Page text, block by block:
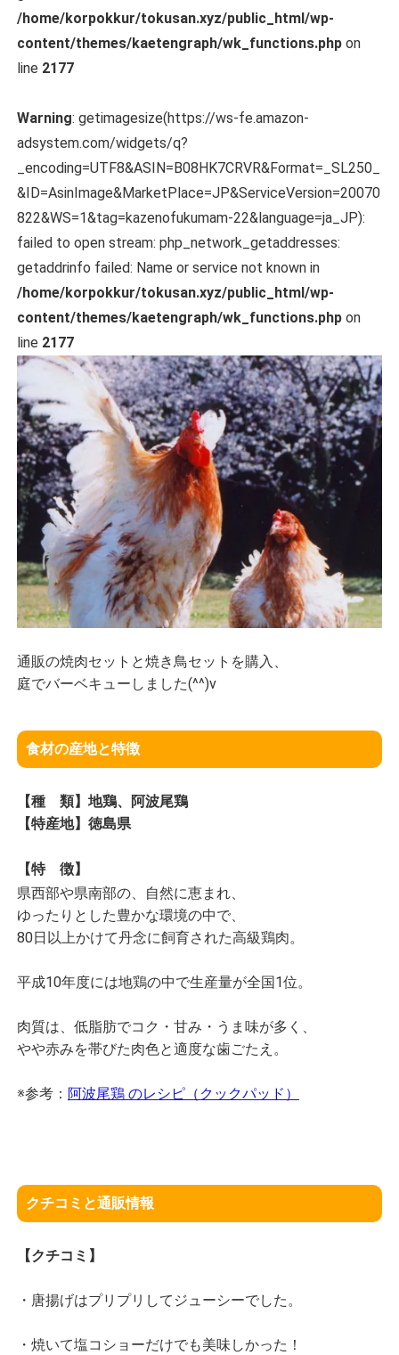
/home/korpokkur/tokusan.xyz/public_html/wp-
content/themes/kaetengraph/wk_functions.php on
line 2177
Warning: getimagesize(https://ws-fe.amazon-
adsystem.com/widgets/q?
_encoding=UTF8&ASIN=B08HK7CRVR&Format=_SL250_
&ID=AsinImage&MarketPlace=JP&ServiceVersion=20070
822&WS=1&tag=kazenofukumam-22&language=ja_JP):
failed to open stream: php_network_getaddresses:
getaddrinfo failed: Name or service not known in
/home/korpokkur/tokusan.xyz/public_html/wp-
content/themes/kaetengraph/wk_functions.php on
line 2177
通販の焼肉セットと焼き鳥セットを購入、
庭でバーベキューしました(^^)v
食材の産地と特徴
【種 類】地鶏、阿波尾鶏
【特産地】徳島県
【特 徴】
県西部や県南部の、自然に恵まれ、
ゆったりとした豊かな環境の中で、
80日以上かけて丹念に飼育された高級鶏肉。
平成10年度には地鶏の中で生産量が全国1位。
肉質は、低脂肪でコク・甘み・うま味が多く、
やや赤みを帯びた肉色と適度な歯ごたえ。
※参考： 阿波尾鶏 のレシピ（クックパッド）
クチコミと通販情報
【クチコミ】
・唐揚げはプリプリしてジューシーでした。
・焼いて塩コショーだけでも美味しかった！